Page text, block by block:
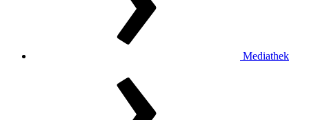
Mediathek